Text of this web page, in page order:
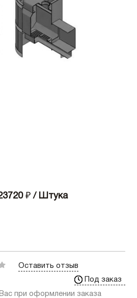
₽ / Штука
Оставить отзыв
Под заказ
при оформлении заказа